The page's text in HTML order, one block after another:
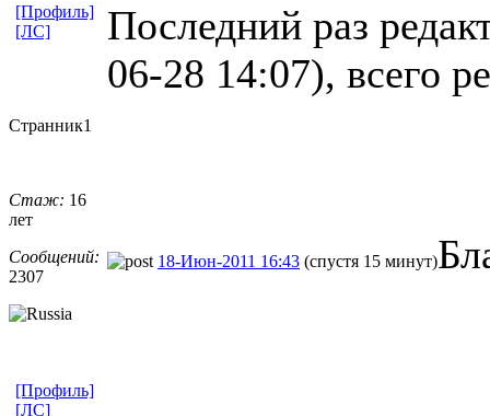
Последний раз
06-28 14:07), всего
[Профиль]
[ЛС]
Странник1
Стаж: 16
лет
Сообщений:
2307
18-Июн-2011 16:43 (спустя 15 минут)
[Профиль]
[ЛС]